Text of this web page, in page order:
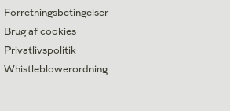
Forretningsbetingelser
Brug af cookies
Privatlivspolitik
Whistleblowerordning